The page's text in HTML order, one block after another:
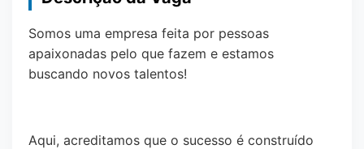
Somos uma empresa feita por pessoas
apaixonadas pelo que fazem e estamos
buscando novos talentos!
Aqui, acreditamos que o sucesso é construído